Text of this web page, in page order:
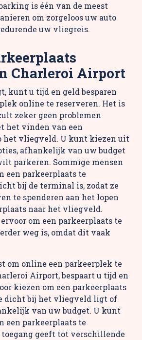
is één van de meest
om zorgeloos uw auto
uw vliegreis.
Charleroi Airport
kunt u tijd en geld besparen
online te reserveren. Het is
zeker geen problemen
het vinden van een
het vliegveld. U kunt kiezen uit
afhankelijk van uw budget
parkeren. Sommige mensen
een parkeerplaats te
bij de terminal is, zodat ze
te spenderen aan het lopen
naar het vliegveld.
om een parkeerplaats te
weg is, omdat dit vaak
om online een parkeerplek te
Airport, bespaart u tijd en
kiezen om een parkeerplaats
dicht bij het vliegveld ligt of
van uw budget. U kunt
een parkeerplaats te
toegang geeft tot verschillende